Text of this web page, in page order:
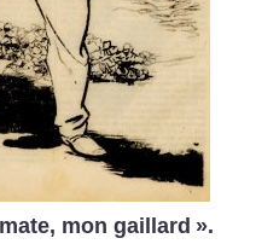
mon gaillard ».